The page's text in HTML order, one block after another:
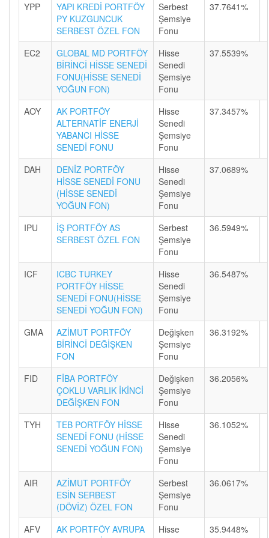
YPP
YAPI KREDİ PORTFÖY
PY KUZGUNCUK
SERBEST ÖZEL FON
Serbest
Şemsiye
Fonu
37.7641%
EC2
GLOBAL MD PORTFÖY
BİRİNCİ HİSSE SENEDİ
FONU(HİSSE SENEDİ
YOĞUN FON)
Hisse
Senedi
Şemsiye
Fonu
37.5539%
AOY
AK PORTFÖY
ALTERNATİF ENERJİ
YABANCI HİSSE
SENEDİ FONU
Hisse
Senedi
Şemsiye
Fonu
37.3457%
DAH
DENİZ PORTFÖY
HİSSE SENEDİ FONU
(HİSSE SENEDİ
YOĞUN FON)
Hisse
Senedi
Şemsiye
Fonu
37.0689%
IPU
İŞ PORTFÖY AS
SERBEST ÖZEL FON
Serbest
Şemsiye
Fonu
36.5949%
ICF
ICBC TURKEY
PORTFÖY HİSSE
SENEDİ FONU(HİSSE
SENEDİ YOĞUN FON)
Hisse
Senedi
Şemsiye
Fonu
36.5487%
GMA
AZİMUT PORTFÖY
BİRİNCİ DEĞİŞKEN
FON
Değişken
Şemsiye
Fonu
36.3192%
FID
FİBA PORTFÖY
ÇOKLU VARLIK İKİNCİ
DEĞİŞKEN FON
Değişken
Şemsiye
Fonu
36.2056%
TYH
TEB PORTFÖY HİSSE
SENEDİ FONU (HİSSE
SENEDİ YOĞUN FON)
Hisse
Senedi
Şemsiye
Fonu
36.1052%
AIR
AZİMUT PORTFÖY
ESİN SERBEST
(DÖVİZ) ÖZEL FON
Serbest
Şemsiye
Fonu
36.0617%
AFV
AK PORTFÖY AVRUPA
Hisse
35.9448%